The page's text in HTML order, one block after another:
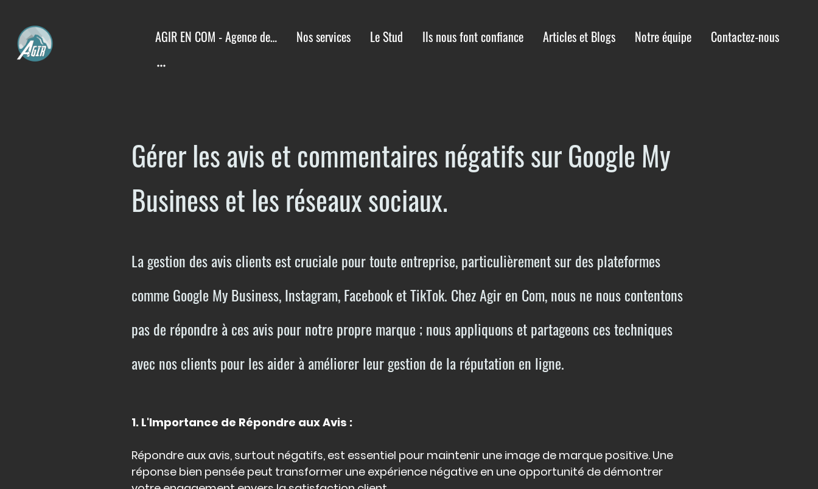
AGIR EN COM - Agence de Communication Nos services Le Stud Ils nous font confiance Articles et Blogs Notre équipe Contactez-nous
Gérer les avis et commentaires négatifs sur Google My
Business et les réseaux sociaux.
La gestion des avis clients est cruciale pour toute entreprise, particulièrement sur des plateformes
comme Google My Business, Instagram, Facebook et TikTok. Chez Agir en Com, nous ne nous contentons
pas de répondre à ces avis pour notre propre marque ; nous appliquons et partageons ces techniques
avec nos clients pour les aider à améliorer leur gestion de la réputation en ligne.
1. L'Importance de Répondre aux Avis :
Répondre aux avis, surtout négatifs, est essentiel pour maintenir une image de marque positive. Une
réponse bien pensée peut transformer une expérience négative en une opportunité de démontrer